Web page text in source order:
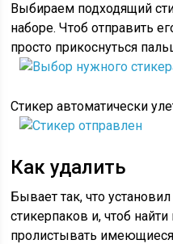
Выбираем подходящий
наборе. Чтоб отправить
просто прикоснуться
Стикер автоматически
Как удалить
Бывает так, что
стикерпаков и, чтоб
пролистывать